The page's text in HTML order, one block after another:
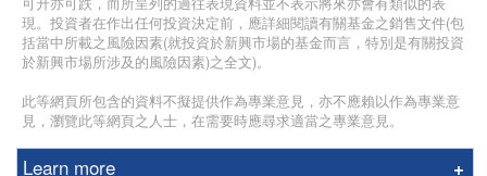
現。投資者在作出任何投資決定前，應詳細閱讀有關基金之銷售文件(包
括當中所載之風險因素(就投資於新興市場的基金而言，特別是有關投資
於新興市場所涉及的風險因素)之全文)。
此等網頁所包含的資料不擬提供作為專業意見，亦不應賴以作為專業意
見，瀏覽此等網頁之人士，在需要時應尋求適當之專業意見。
Learn more